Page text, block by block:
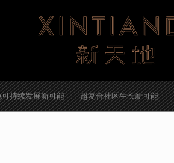
持续发展新可能 超复合社区生长新可能